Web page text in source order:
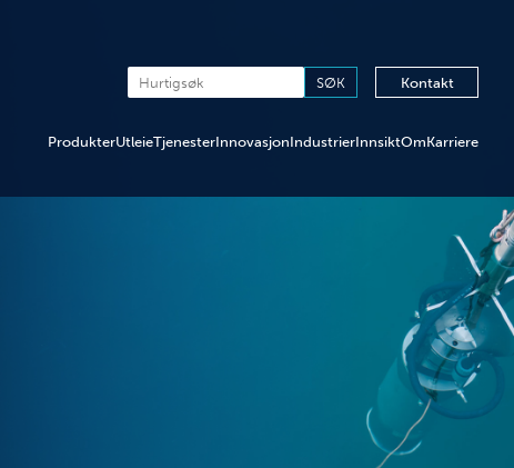
Kontakt
ProdukterUtleieTjenesterInnovasjonIndustrierInnsiktOmKarriere